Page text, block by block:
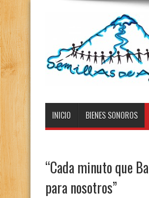
INICIO BIENES SONOROS
“Cada minuto que
para nosotros”